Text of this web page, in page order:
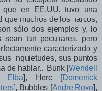
que en EE.UU. tuvo una
que muchos de los narcos,
sólo dos ejemplos y, lo
tan peculiares, pero
caracterizado y
inquietudes, sus puntos
de hablar... Bunk [Wendell
Elba], Herc [Domenick
], Bubbles [Andre Royo],